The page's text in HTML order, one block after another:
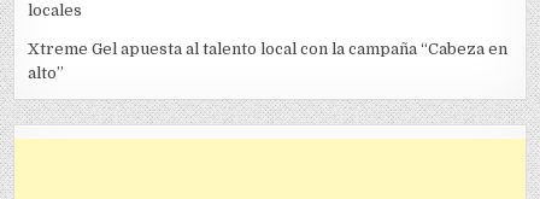
locales
Xtreme Gel apuesta al talento local con la campaña “Cabeza en
alto”